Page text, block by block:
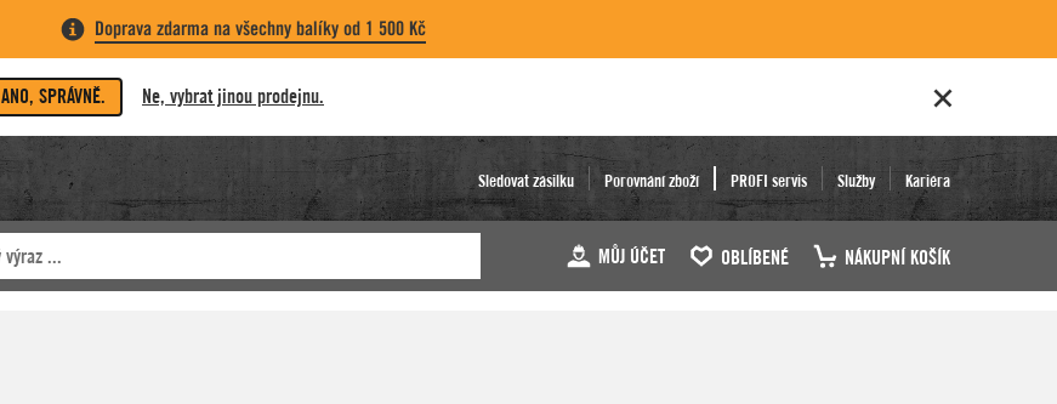
Doprava zdarma na všechny balíky od 1 500 Kč
ANO, SPRÁVNĚ. Ne, vybrat jinou prodejnu.
Sledovat zásilku Porovnání zboží PROFI servis Služby Kariéra
MŮJ ÚČET OBLÍBENÉ NÁKUPNÍ KOŠÍK